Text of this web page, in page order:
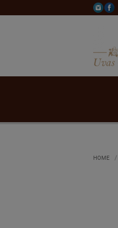
HOME